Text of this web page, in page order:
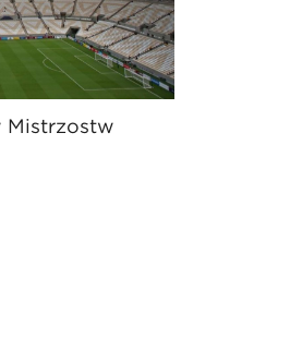
Mistrzostw